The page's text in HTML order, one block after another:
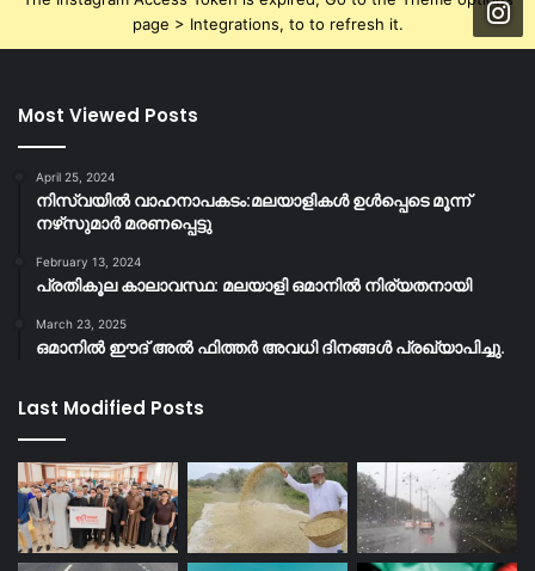
page > Integrations, to to refresh it.
Most Viewed Posts
April 25, 2024
നിസ്‌വയിൽ വാഹനാപകടം:മലയാളികള്‍ ഉള്‍പ്പെടെ മൂന്ന്
നഴ്‌സുമാര്‍ മരണപ്പെട്ടു
February 13, 2024
പ്രതികൂല കാലാവസ്ഥ: മലയാളി ഒമാനിൽ നിര്യതനായി
March 23, 2025
ഒമാനിൽ ഈദ് അൽ ഫിത്തർ അവധി ദിനങ്ങൾ പ്രഖ്യാപിച്ചു.
Last Modified Posts